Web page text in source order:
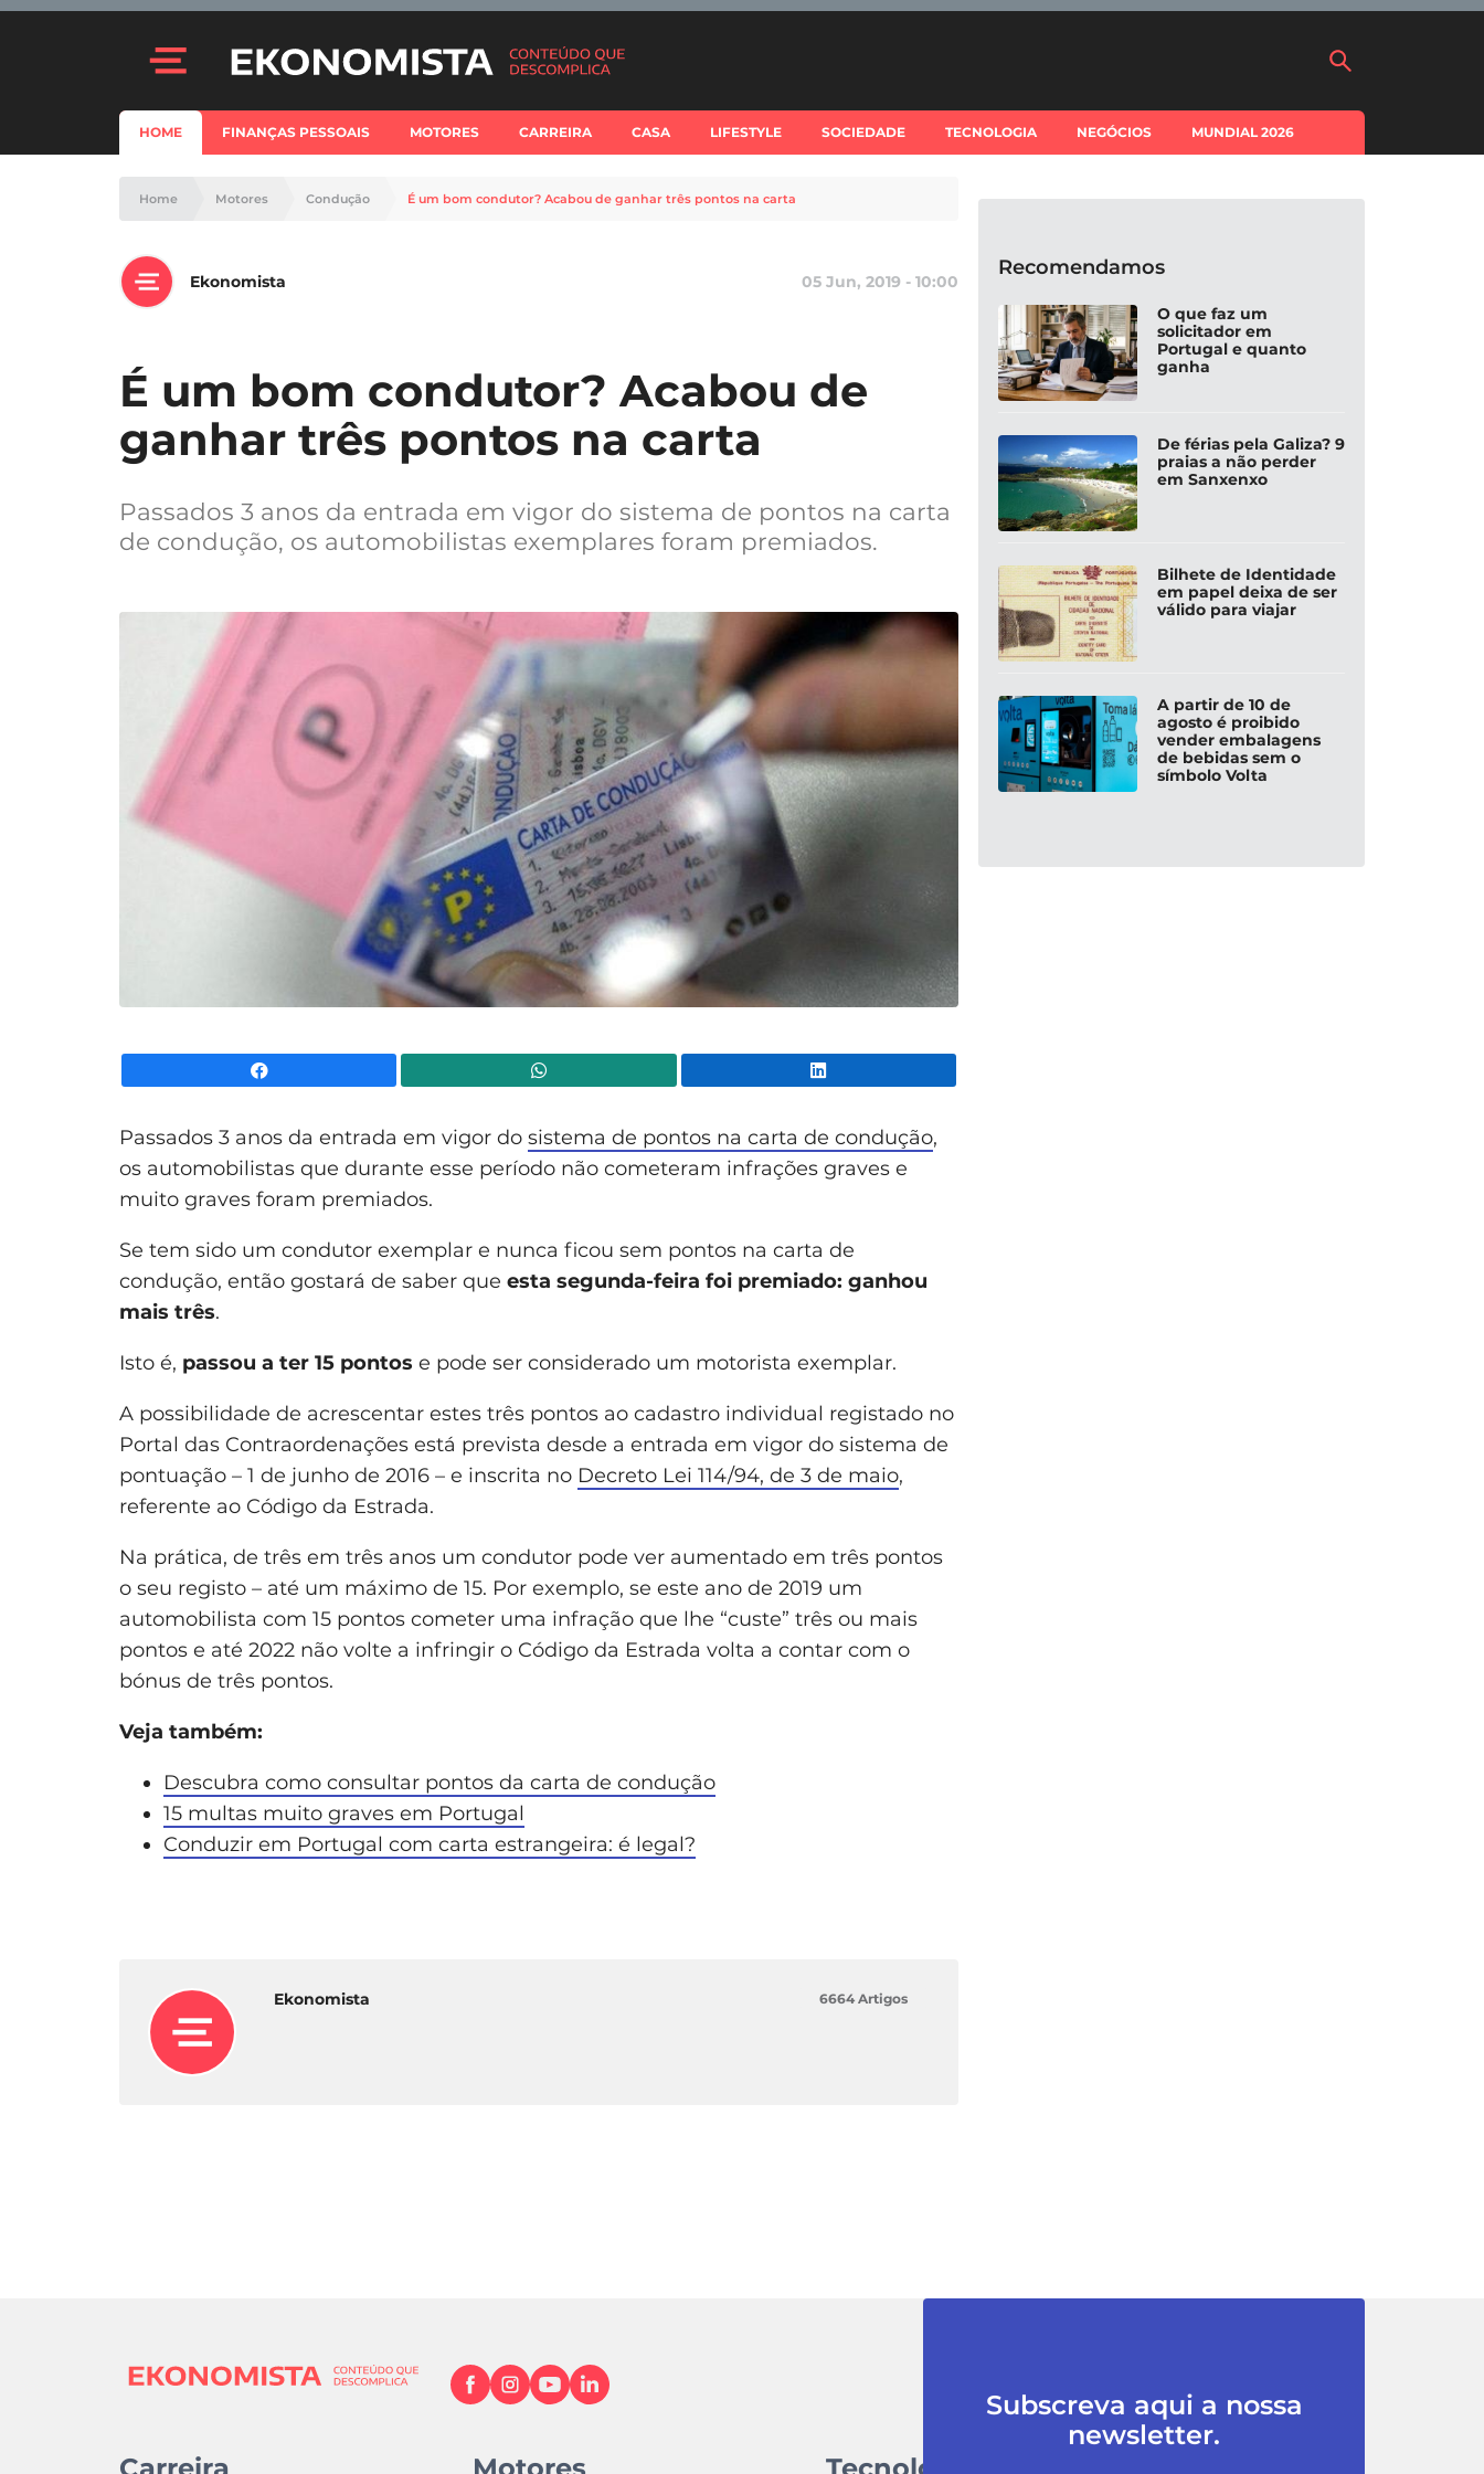
HOME FINANÇAS PESSOAIS MOTORES CARREIRA CASA LIFESTYLE SOCIEDADE TECNOLOGIA NEGÓCIOS MUNDIAL 2026
Home Motores Condução É um bom condutor? Acabou de ganhar três pontos na carta
Ekonomista 05 Jun, 2019 - 10:00
É um bom condutor? Acabou de
ganhar três pontos na carta
Passados 3 anos da entrada em vigor do sistema de pontos na carta
de condução, os automobilistas exemplares foram premiados.
Passados 3 anos da entrada em vigor do sistema de pontos na carta de condução,
os automobilistas que durante esse período não cometeram infrações graves e
muito graves foram premiados.
Se tem sido um condutor exemplar e nunca ficou sem pontos na carta de
condução, então gostará de saber que esta segunda-feira foi premiado: ganhou
mais três.
Isto é, passou a ter 15 pontos e pode ser considerado um motorista exemplar.
A possibilidade de acrescentar estes três pontos ao cadastro individual registado no
Portal das Contraordenações está prevista desde a entrada em vigor do sistema de
pontuação – 1 de junho de 2016 – e inscrita no Decreto Lei 114/94, de 3 de maio,
referente ao Código da Estrada.
Na prática, de três em três anos um condutor pode ver aumentado em três pontos
o seu registo – até um máximo de 15. Por exemplo, se este ano de 2019 um
automobilista com 15 pontos cometer uma infração que lhe “custe” três ou mais
pontos e até 2022 não volte a infringir o Código da Estrada volta a contar com o
bónus de três pontos.
Veja também:
Descubra como consultar pontos da carta de condução
15 multas muito graves em Portugal
Conduzir em Portugal com carta estrangeira: é legal?
Ekonomista 6664 Artigos
Recomendamos
O que faz um
solicitador em
Portugal e quanto
ganha
De férias pela Galiza? 9
praias a não perder
em Sanxenxo
Bilhete de Identidade
em papel deixa de ser
válido para viajar
A partir de 10 de
agosto é proibido
vender embalagens
de bebidas sem o
símbolo Volta
Carreira Motores Tecnologia
Subscreva aqui a nossa
newsletter.